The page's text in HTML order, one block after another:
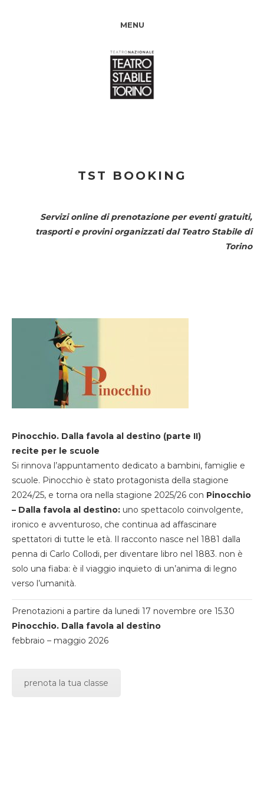
MENU
TST BOOKING
Servizi online di prenotazione per eventi gratuiti,
trasporti e provini organizzati dal Teatro Stabile di
Torino
Pinocchio. Dalla favola al destino (parte II)
recite per le scuole
Si rinnova l’appuntamento dedicato a bambini, famiglie e
scuole. Pinocchio è stato protagonista della stagione
2024/25, e torna ora nella stagione 2025/26 con Pinocchio
– Dalla favola al destino: uno spettacolo coinvolgente,
ironico e avventuroso, che continua ad affascinare
spettatori di tutte le età. Il racconto nasce nel 1881 dalla
penna di Carlo Collodi, per diventare libro nel 1883. non è
solo una fiaba: è il viaggio inquieto di un’anima di legno
verso l’umanità.
Prenotazioni a partire da lunedi 17 novembre ore 15.30
Pinocchio. Dalla favola al destino
febbraio – maggio 2026
prenota la tua classe